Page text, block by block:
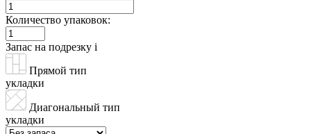
Количество упаковок:
Запас на подрезку i
Прямой тип
укладки
Диагональный тип
укладки